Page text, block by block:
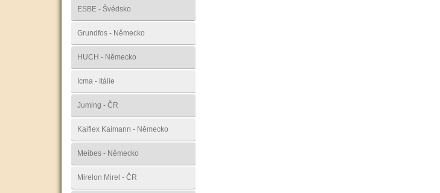
ESBE - Švédsko
Grundfos - Německo
HUCH - Německo
Icma - Itálie
Juming - ČR
Kaiflex Kaimann - Německo
Meibes - Německo
Mirelon Mirel - ČR